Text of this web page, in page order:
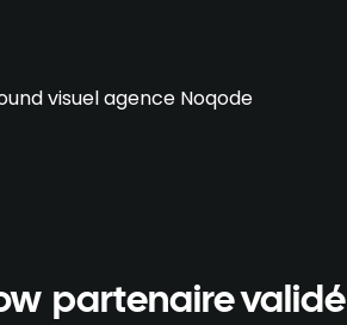
partenaire validé